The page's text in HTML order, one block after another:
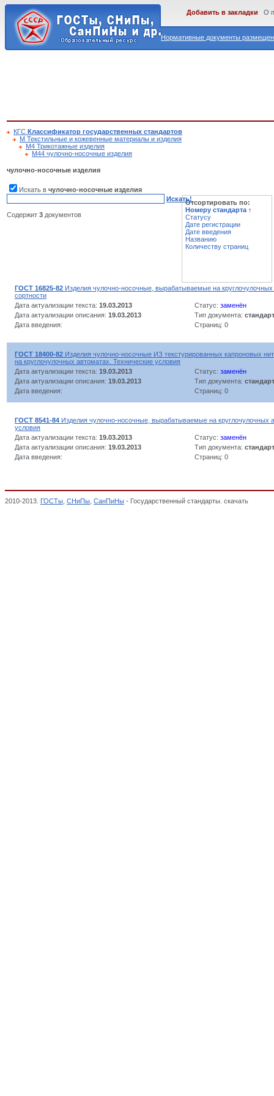
Нормативные документы
Добавить в закладки О
КГС Классификатор государственных стандартов
М Текстильные и кожевенные материалы и изделия
М4 Трикотажные изделия
М44 чулочно-носочные изделия
чулочно-носочные изделия
Искать в чулочно-носочные изделия
Искать!
Содержит 3 документов
Отсортировать по:
Номеру стандарта ↑
Статусу
Дате регистрации
Дате введения
Названию
Количеству страниц
ГОСТ 16825-82 Изделия чулочно-носочные, вырабатываемые на
сортности
Дата актуализации текста: 19.03.2013 Статус: заменён
Дата актуализации описания: 19.03.2013 Тип документа: стандарт
Дата введения:
Страниц: 0
ГОСТ 18400-82 Изделия чулочно-носочные ИЗ текстурированных капроновых
на круглочулочных автоматах. Технические условия
Дата актуализации текста: 19.03.2013 Статус: заменён
Дата актуализации описания: 19.03.2013 Тип документа: стандарт
Дата введения:
Страниц: 0
ГОСТ 8541-84 Изделия чулочно-носочные, вырабатываемые на круглочулочных
условия
Дата актуализации текста: 19.03.2013 Статус: заменён
Дата актуализации описания: 19.03.2013 Тип документа: стандарт
Дата введения:
Страниц: 0
2010-2013. ГОСТы СНиПы СанПиНы - Государственный стандарты. скачать